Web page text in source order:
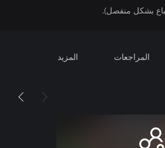
بشكل منفصل).
المراجعات المزيد